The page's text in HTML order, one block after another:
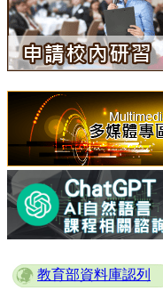
教育部資料庫認列